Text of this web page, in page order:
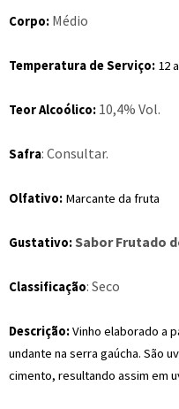
Corpo: Médio
Temperatura de Serviço: 12
Teor Alcoólico: 10,4% Vol.
Safra: Consultar.
Olfativo: Marcante da fruta
Gustativo:Sabor Frutado
Classificação: Seco
Descrição:Vinho elaborado a
undante na serra gaúcha. São
cimento, resultando assim em